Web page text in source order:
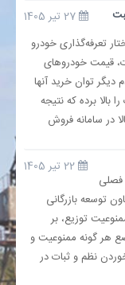
تعرفه‌گذاری خودرو
قیمت خودروهای
توان خرید آنها
بالا برده که نتیجه
در سامانه فروش
فصلی
میان معاون توسعه بازرگانی
توزیع، بر
هر گونه ممنوعیت و
نظم و ثبات در